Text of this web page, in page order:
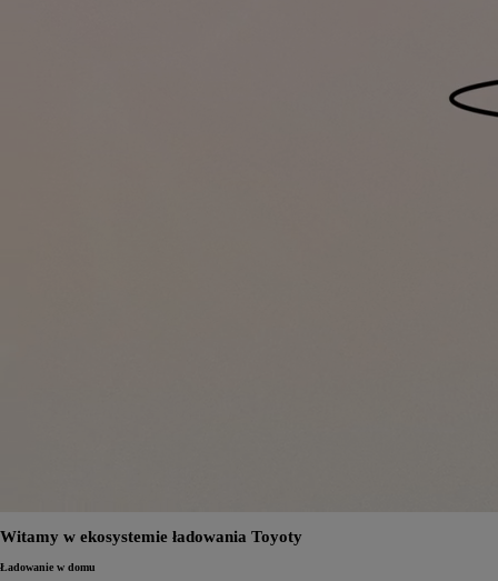
Witamy w ekosystemie ładowania Toyoty
Ładowanie w domu